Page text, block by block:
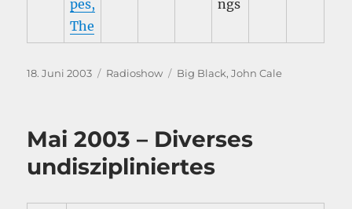
pes,
The
ngs
Veröffentlicht
18. Juni 2003 Kategorien
Radioshow Schlagwörter
Big Black,John Cale
Mai 2003 – Diverses
undiszipliniertes